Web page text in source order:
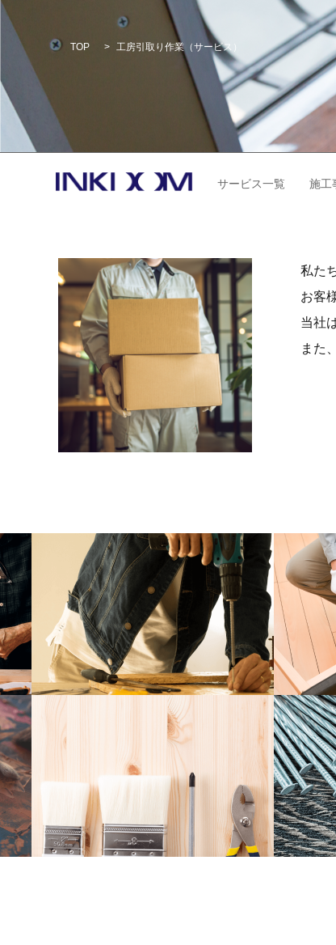
TOP > 工房引取り作業（サービス）
サービス一覧 施工
私た
お客
当社
また